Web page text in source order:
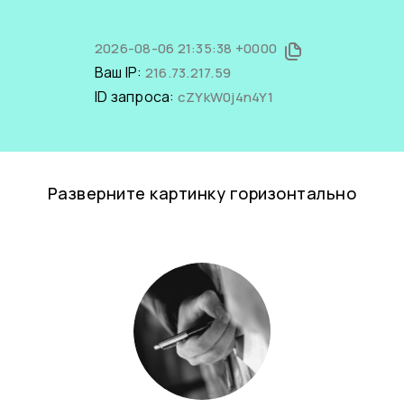
2026-08-06 21:35:38 +0000
Ваш IP: 216.73.217.59
ID запроса: cZYkW0j4n4Y1
Разверните картинку горизонтально